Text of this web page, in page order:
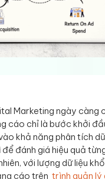
Marketing ngày càng
cáo chỉ là bước khởi
khả năng phân tích
để đánh giá hiệu quả
với lượng dữ liệu
cáo trêntrình quản lý